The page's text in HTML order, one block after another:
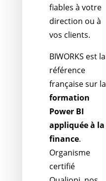
fiables à votre
direction ou à
vos clients.
BIWORKS est la
référence
française sur la
formation
Power BI
appliquée à la
finance.
Organisme
certifié